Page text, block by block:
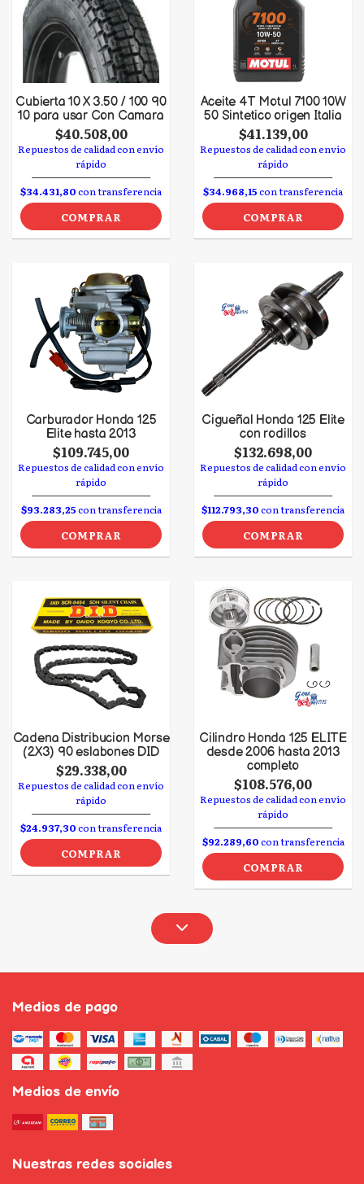
Cubierta 10 X 3.50 / 100 90
10 para usar Con Camara
$40.508,00
Repuestos de calidad con envío
rápido
$34.431,80con transferencia
COMPRAR
Aceite 4T Motul 7100 10W
50 Sintetico origen Italia
$41.139,00
Repuestos de calidad con envío
rápido
$34.968,15con transferencia
COMPRAR
Carburador Honda 125
Elite hasta 2013
$109.745,00
Repuestos de calidad con envío
rápido
$93.283,25con transferencia
COMPRAR
Cigueñal Honda 125 Elite
con rodillos
$132.698,00
Repuestos de calidad con envío
rápido
$112.793,30con transferencia
COMPRAR
Cadena Distribucion Morse
(2X3) 90 eslabones DID
$29.338,00
Repuestos de calidad con envío
rápido
$24.937,30con transferencia
COMPRAR
Cilindro Honda 125 ELITE
desde 2006 hasta 2013
completo
$108.576,00
Repuestos de calidad con envío
rápido
$92.289,60con transferencia
COMPRAR
Medios de pago
Medios de envío
Nuestras redes sociales